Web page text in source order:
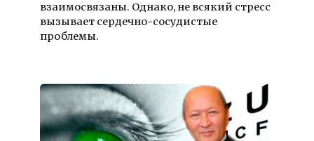
взаимосвязаны. Однако, не всякий стресс
вызывает сердечно-сосудистые
проблемы.